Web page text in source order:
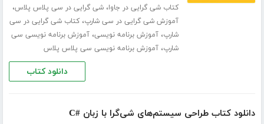
کتاب شی گرایی در جاوا،شی گرایی در سی پلاس پلاس،
آموزش شی گرایی در سی شارپ،کتاب شی گرایی در سی
شارپ،آموزش برنامه نویسی،آموزش برنامه ­نویسی سی
شارپ،آموزش برنامه نویسی سی پلاس پلاس
دانلود کتاب
دانلود کتاب طراحی سیستم‌های شی‌گرا با زبان #C